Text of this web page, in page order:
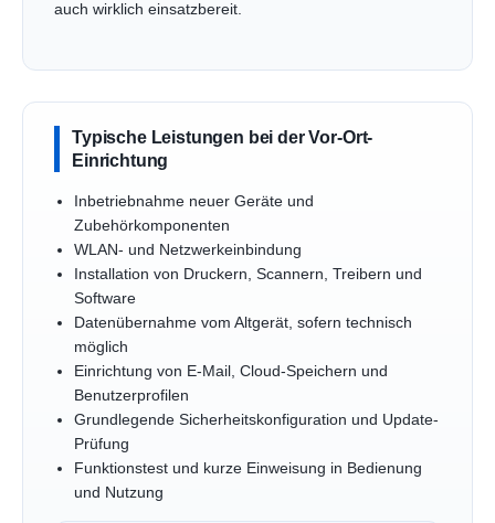
auch wirklich einsatzbereit.
Typische Leistungen bei der Vor-Ort-
Einrichtung
Inbetriebnahme neuer Geräte und
Zubehörkomponenten
WLAN- und Netzwerkeinbindung
Installation von Druckern, Scannern, Treibern und
Software
Datenübernahme vom Altgerät, sofern technisch
möglich
Einrichtung von E-Mail, Cloud-Speichern und
Benutzerprofilen
Grundlegende Sicherheitskonfiguration und Update-
Prüfung
Funktionstest und kurze Einweisung in Bedienung
und Nutzung